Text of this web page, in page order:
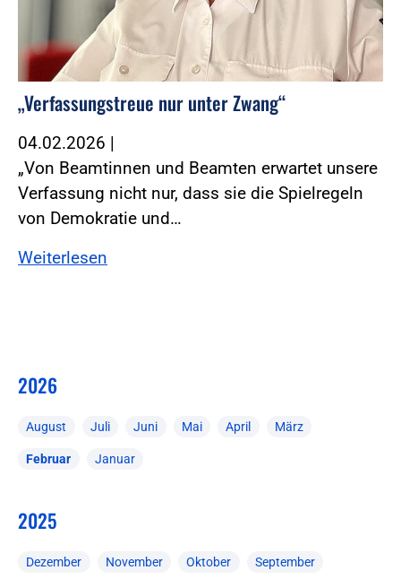
„Verfassungstreue nur unter Zwang“
04.02.2026 |
„Von Beamtinnen und Beamten erwartet unsere
Verfassung nicht nur, dass sie die Spielregeln
von Demokratie und…
Weiterlesen
2026
August Juli Juni Mai April März
Februar Januar
2025
Dezember November Oktober September